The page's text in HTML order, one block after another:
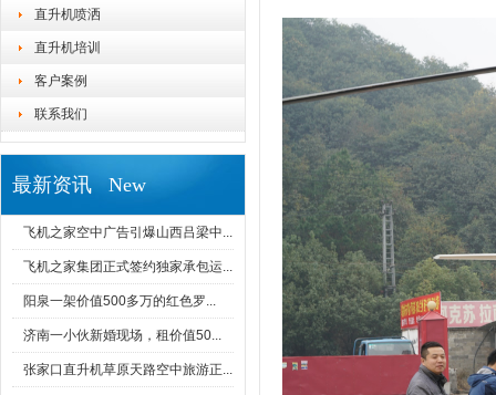
直升机喷洒
直升机培训
客户案例
联系我们
最新资讯 New
飞机之家空中广告引爆山西吕梁中...
飞机之家集团正式签约独家承包运...
阳泉一架价值500多万的红色罗...
济南一小伙新婚现场，租价值50...
张家口直升机草原天路空中旅游正...